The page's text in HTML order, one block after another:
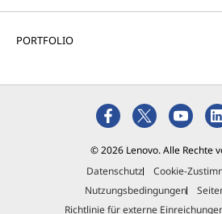
PORTFOLIO
© 2026 Lenovo. Alle Rechte
Datenschutz
Cookie-
Nutzungsbedingungen
Richtlinie für externe